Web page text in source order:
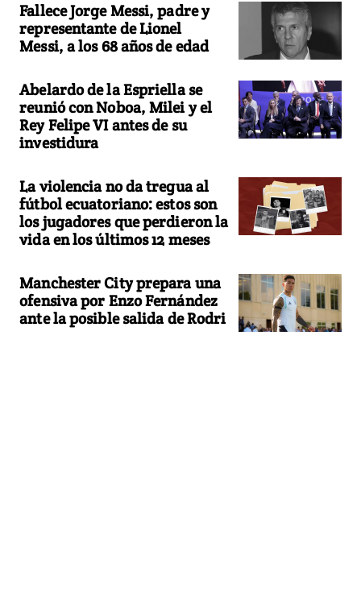
Fallece Jorge Messi, padre y
representante de Lionel
Messi, a los 68 años de edad
Abelardo de la Espriella se
reunió con Noboa, Milei y el
Rey Felipe VI antes de su
investidura
La violencia no da tregua al
fútbol ecuatoriano: estos son
los jugadores que perdieron la
vida en los últimos 12 meses
Manchester City prepara una
ofensiva por Enzo Fernández
ante la posible salida de Rodri